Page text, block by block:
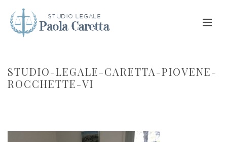
STUDIO-LEGALE-CARETTA-PIOVENE-
ROCCHETTE-VI